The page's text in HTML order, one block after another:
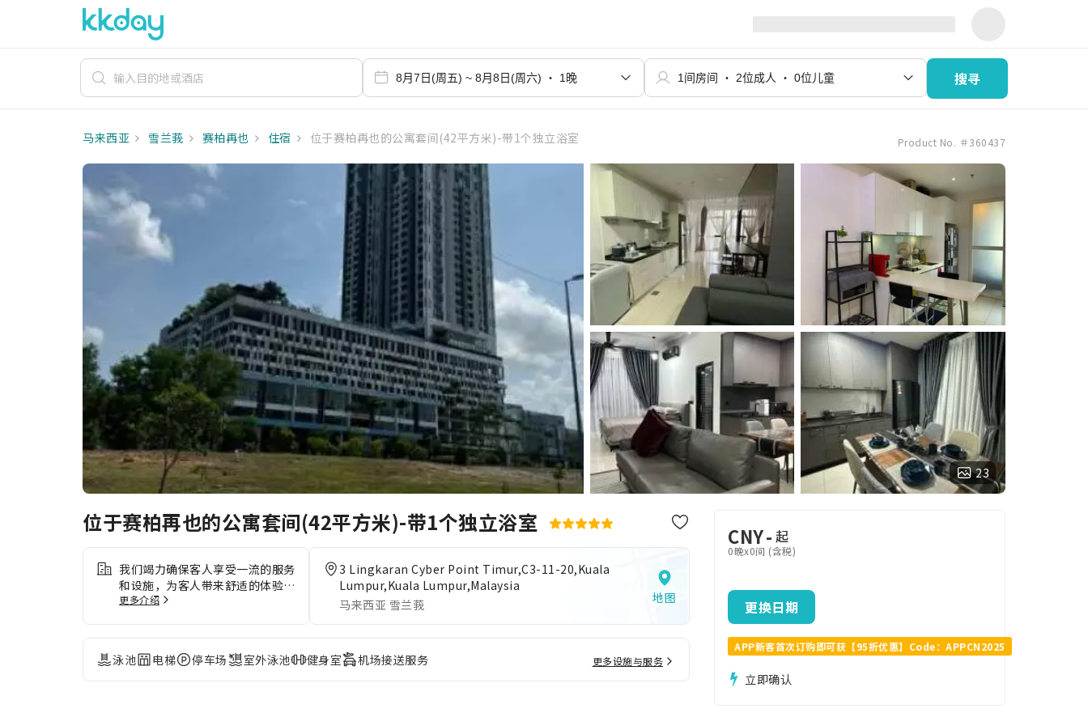
搜寻
马来西亚 雪兰莪 赛柏再也 住宿 位于赛柏再也的公寓套间(42平方米)-带1个独立浴室 Product No. ＃360437
23
位于赛柏再也的公寓套间(42平方米)-带1个独立浴室
我们竭力确保客人享受一流的服务
和设施，为客人带来舒适的体验。
开车前来的旅客可享受免费停车。
更新鲜的空气，住宿内严禁吸烟。
每间客房均以舒适为宗旨，提供一
系列设施服务，让您享受静谧的睡
眠，同时确保您的舒适度。部分客
更多介绍
3 Lingkaran Cyber Point Timur,C3-11-20,Kuala
Lumpur,Kuala Lumpur,Malaysia
马来西亚 雪兰莪
地图
泳池 电梯 停车场 室外泳池 健身室 机场接送服务 更多设施与服务
CNY- 起
0晚x0间 (含税)
更换日期
APP新客首次订购即可获【95折优惠】Code：APPCN2025
立即确认